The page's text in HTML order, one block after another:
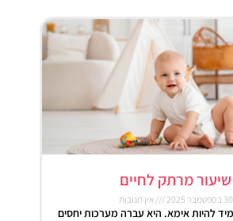
שיעור מרתק לחיים
30 בספטמבר 2025 אין תגובות
להיות אימא. היא עברה מערכות יחסים